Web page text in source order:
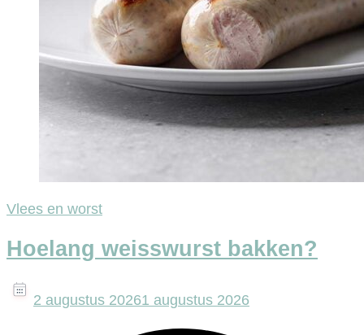
Vlees en worst
Hoelang weisswurst bakken?
2 augustus 20261 augustus 2026